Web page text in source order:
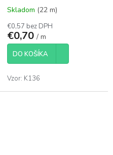
Skladom (22 m)
€0,57 bez DPH
€0,70 / m
DO KOŠÍKA
Vzor: K136